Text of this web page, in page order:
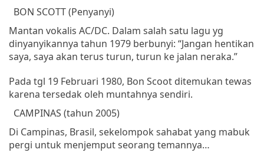
BON SCOTT (Penyanyi)
Mantan vokalis AC/DC. Dalam salah satu lagu yg
dinyanyikannya tahun 1979 berbunyi: “Jangan hentikan
saya, saya akan terus turun, turun ke jalan neraka.”
Pada tgl 19 Februari 1980, Bon Scoot ditemukan tewas
karena tersedak oleh muntahnya sendiri.
CAMPINAS (tahun 2005)
Di Campinas, Brasil, sekelompok sahabatyang mabuk
pergi untuk menjemputseorang temannya…